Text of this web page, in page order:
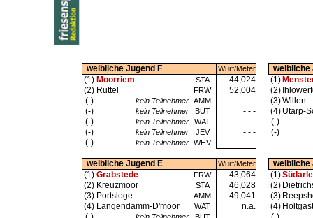
weibliche Jugend F Wurf/Meter
weibliche
(1) Moorriem STA 44,024 (1)
(2) Ruttel FRW 52,004 (2)
(-)
kein Teilnehmer AMM - - - (3)Willen
(-)
kein Teilnehmer BUT - - - (4) Utarp-
(-)
kein Teilnehmer WAT - - -
(-)
(-)
kein Teilnehmer JEV - - -
(-)
(-)
kein Teilnehmer WHV - - -
weibliche Jugend E Wurf/Meter
weibliche
(1) Grabstede FRW 43,064 (1)Südarle
(2) Kreuzmoor STA 46,028 (2)
(3) Portsloge AMM 49,041 (3)
(4) Langendamm-D'moor WAT n.a. (4) Holtgast